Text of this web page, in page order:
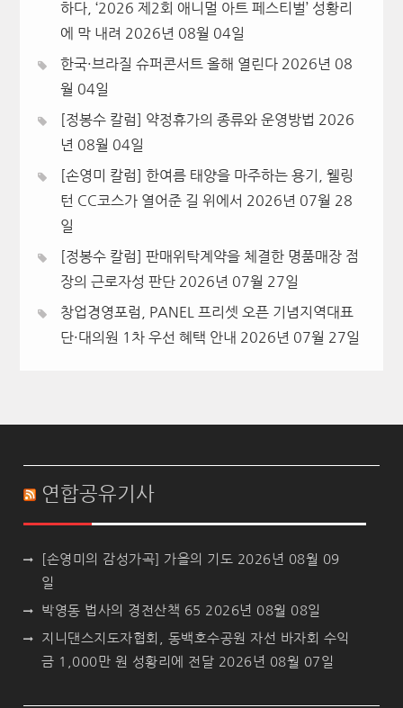
하다, ‘2026 제2회 애니멀 아트 페스티벌’ 성황리
에 막 내려 2026년 08월 04일
한국·브라질 슈퍼콘서트 올해 열린다 2026년 08
월 04일
[정봉수 칼럼] 약정휴가의 종류와 운영방법 2026
년 08월 04일
[손영미 칼럼] 한여름 태양을 마주하는 용기, 웰링
턴 CC코스가 열어준 길 위에서 2026년 07월 28
일
[정봉수 칼럼] 판매위탁계약을 체결한 명품매장 점
장의 근로자성 판단 2026년 07월 27일
창업경영포럼, PANEL 프리셋 오픈 기념지역대표
단·대의원 1차 우선 혜택 안내 2026년 07월 27일
연합공유기사
[손영미의 감성가곡] 가을의 기도 2026년 08월 09
일
박영동 법사의 경전산책 65 2026년 08월 08일
지니댄스지도자협회, 동백호수공원 자선 바자회 수익
금 1,000만 원 성황리에 전달 2026년 08월 07일